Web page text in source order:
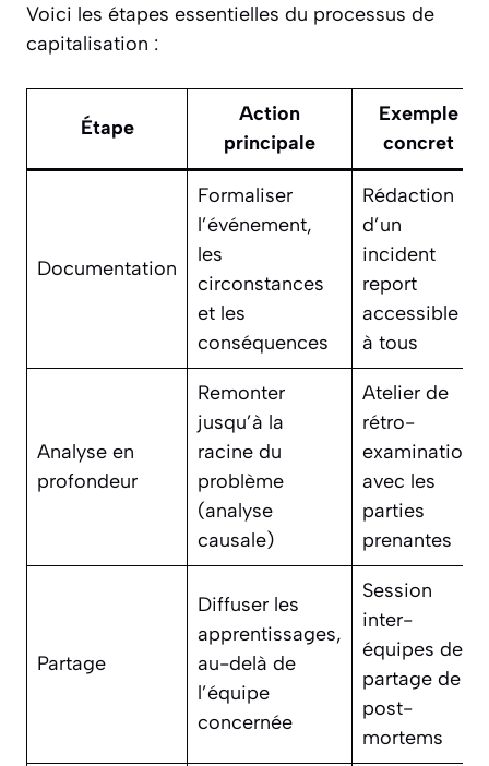
Voici les étapes essentielles du processus de
capitalisation :
Étape
Action
principale
Exemple
concret
Documentation
Formaliser
l’événement,
les
circonstances
et les
conséquences
Rédaction
d’un
incident
report
accessible
à tous
Analyse en
profondeur
Remonter
jusqu’à la
racine du
problème
(analyse
causale)
Atelier de
rétro-
examination
avec les
parties
prenantes
Partage
Diffuser les
apprentissages,
au-delà de
l’équipe
concernée
Session
inter-
équipes de
partage de
post-
mortems